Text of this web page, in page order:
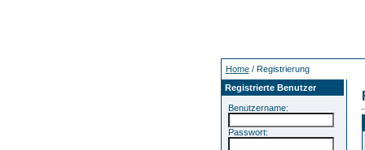
Home/ Registrierung
Registrierte Benutzer
Benutzername:
Passwort: